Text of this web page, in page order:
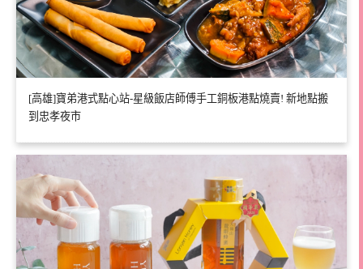
[高雄]寶弟港式點心站-星級飯店師傅手工銅板港點燒賣! 新地點搬
到忠孝夜市